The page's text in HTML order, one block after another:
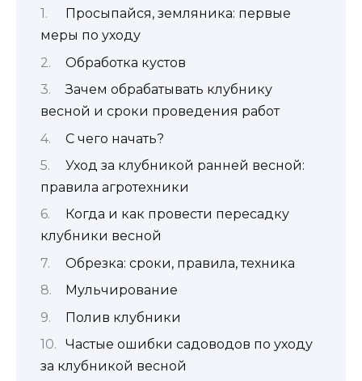
Просыпайся, земляника: первые
меры по уходу
Обработка кустов
Зачем обрабатывать клубнику
весной и сроки проведения работ
С чего начать?
Уход за клубникой ранней весной:
правила агротехники
Когда и как провести пересадку
клубники весной
Обрезка: сроки, правила, техника
Мульчирование
Полив клубники
Частые ошибки садоводов по уходу
за клубникой весной